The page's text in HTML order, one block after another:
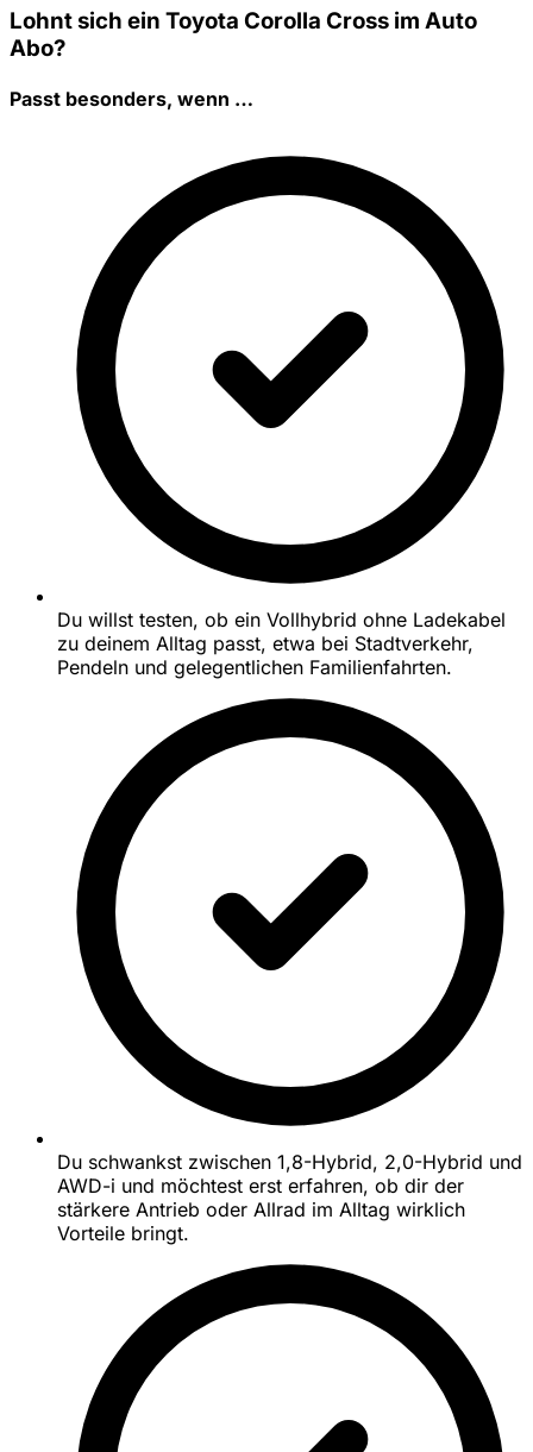
Lohnt sich ein Toyota Corolla Cross im Auto
Abo?
Passt besonders, wenn …
Du willst testen, ob ein Vollhybrid ohne Ladekabel
zu deinem Alltag passt, etwa bei Stadtverkehr,
Pendeln und gelegentlichen Familienfahrten.
Du schwankst zwischen 1,8-Hybrid, 2,0-Hybrid und
AWD-i und möchtest erst erfahren, ob dir der
stärkere Antrieb oder Allrad im Alltag wirklich
Vorteile bringt.